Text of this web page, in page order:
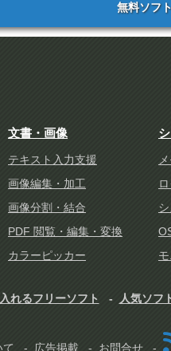
無料ソフ
文書・画像
テキスト入力支援
画像編集・加工
画像分割・結合
PDF 閲覧・編集・変換
カラーピッカー
れるフリーソフト 人気ソフ
広告掲載 お問合せ